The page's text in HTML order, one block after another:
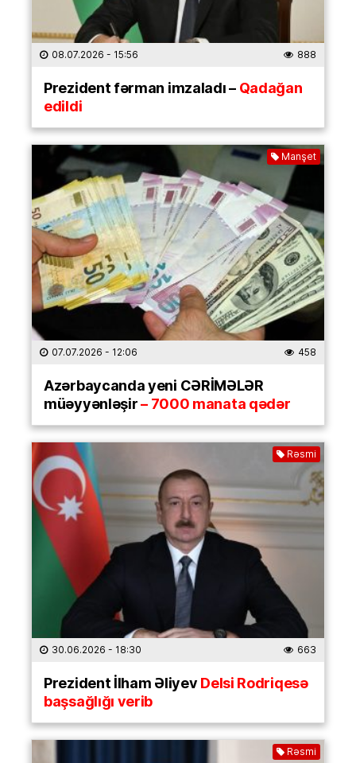
08.07.2026 - 15:56 888
Prezident fərman imzaladı –Qadağan
edildi
Manşet
07.07.2026 - 12:06 458
Azərbaycanda yeni CƏRİMƏLƏR
müəyyənləşir– 7000 manata qədər
Rəsmi
30.06.2026 - 18:30 663
Prezident İlham ƏliyevDelsi Rodriqesə
başsağlığı verib
Rəsmi